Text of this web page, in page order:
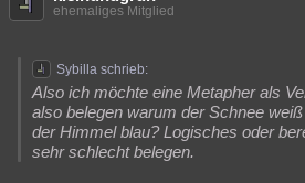
ehemaliges Mitglied
Sybilla schrieb:
Also ich möchte eine Metapher als
also belegen warum der Schnee
der Himmel blau? Logisches oder
sehr schlecht belegen.